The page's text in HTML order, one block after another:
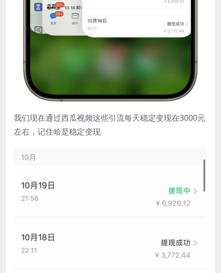
我们现在通过西瓜视频这些引流每天稳定变现在3000元
左右，记住哈是稳定变现